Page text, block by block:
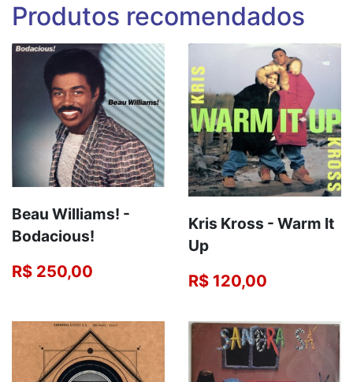
Produtos recomendados
Beau Williams! -
Bodacious!
R$ 250,00
Kris Kross ‎- Warm It
Up
R$ 120,00